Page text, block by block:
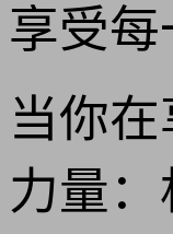
享受
当你
力量